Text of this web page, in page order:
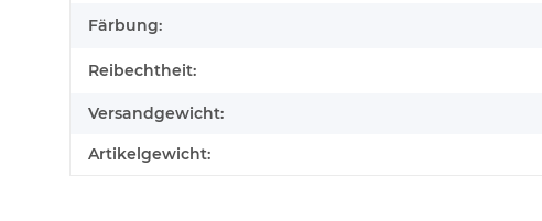
Färbung:
Reibechtheit:
Versandgewicht:
Artikelgewicht: